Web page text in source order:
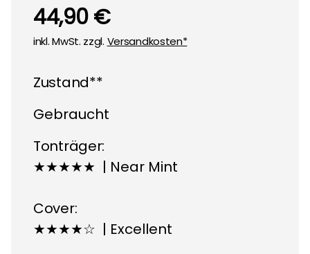
44,90 €
inkl. MwSt. zzgl. Versandkosten*
Zustand**
Gebraucht
Tonträger:
★★★★★ | Near Mint
Cover:
★★★★☆ | Excellent